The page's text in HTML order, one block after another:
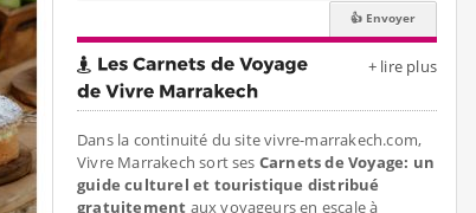
+ lire plus
Dans la continuité du site vivre-marrakech.com,
Vivre Marrakech sort ses Carnets de Voyage: un
guide culturel et touristique distribué
gratuitement aux voyageurs en escale à